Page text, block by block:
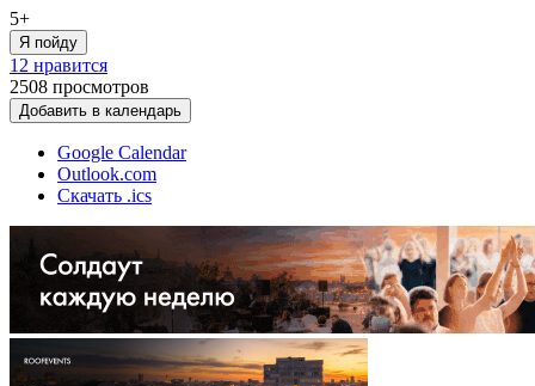
5+
Я пойду
12 нравится
2508 просмотров
Добавить в календарь
Google Calendar
Outlook.com
Скачать .ics